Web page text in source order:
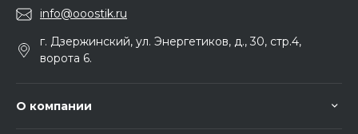
info@ooostik.ru
г. Дзержинский, ул. Энергетиков, д., 30, стр.4,
ворота 6.
О компании